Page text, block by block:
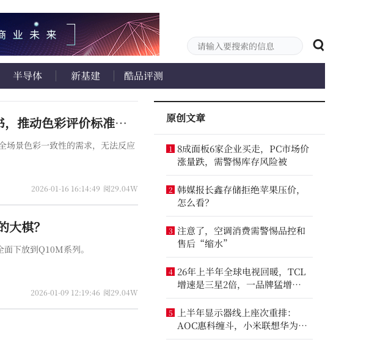
半导体 新基建 酷品评测
CES 2026，TCL 联合德国莱茵TÜV共同发布显示产品感知立体色域白皮书，推动色彩评价标准再升级
场景色彩一致性的需求，无法反应
2026-01-16 16:14:49 阅29.04W
棋？
下放到Q10M系列。
2026-01-09 12:19:46 阅29.04W
原创文章
1
8成面板6家企业买走，PC市场价
涨量跌，需警惕库存风险被
2 韩媒报长鑫存储拒绝苹果压价，
怎么看？
3 注意了，空调消费需警惕品控和
售后“缩水”
4 26年上半年全球电视回暖，TCL
增速是三星2倍，一品牌猛增
14.8%
5
上半年显示器线上座次重排：
AOC惠科缠斗，小米联想华为进
前八